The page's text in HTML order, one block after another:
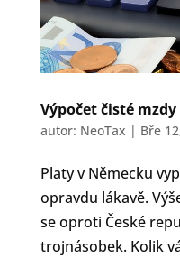
Výpočet čisté
autor: NeoTax | Bře
Platy v Německu
opravdu lákavě.
se oproti České
trojnásobek. Kolik